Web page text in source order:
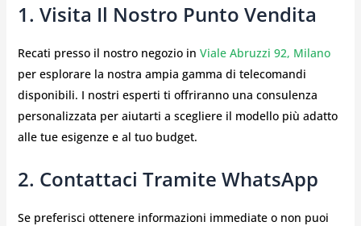
1. Visita Il Nostro Punto Vendita
Recati presso il nostro negozio in Viale Abruzzi 92, Milano
per esplorare la nostra ampia gamma di telecomandi
disponibili. I nostri esperti ti offriranno una consulenza
personalizzata per aiutarti a scegliere il modello più adatto
alle tue esigenze e al tuo budget.
2. Contattaci Tramite WhatsApp
Se preferisci ottenere informazioni immediate o non puoi